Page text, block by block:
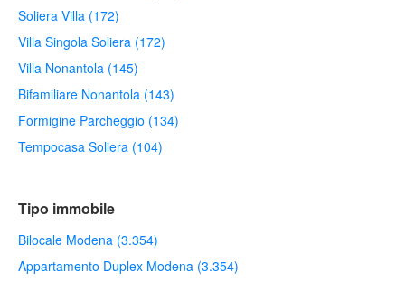
Soliera Villa (172)
Villa Singola Soliera (172)
Villa Nonantola (145)
Bifamiliare Nonantola (143)
Formigine Parcheggio (134)
Tempocasa Soliera (104)
Tipo immobile
Bilocale Modena (3.354)
Appartamento Duplex Modena (3.354)